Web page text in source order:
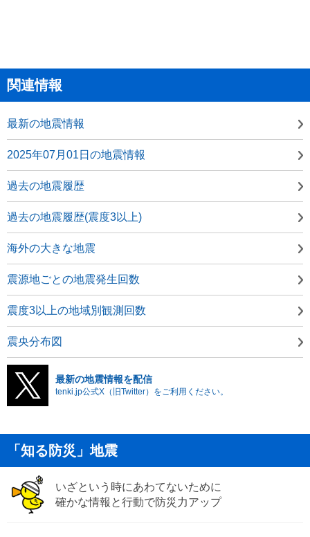
関連情報
最新の地震情報
2025年07月01日の地震情報
過去の地震履歴
過去の地震履歴(震度3以上)
海外の大きな地震
震源地ごとの地震発生回数
震度3以上の地域別観測回数
震央分布図
最新の地震情報を配信
tenki.jp公式X（旧Twitter）をご利用ください。
「知る防災」地震
いざという時にあわてないために
確かな情報と行動で防災力アップ